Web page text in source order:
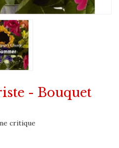
- Bouquet
critique